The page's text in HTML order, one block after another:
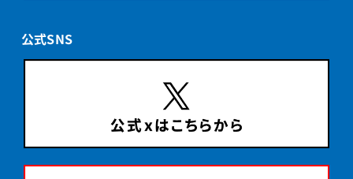
公式SNS